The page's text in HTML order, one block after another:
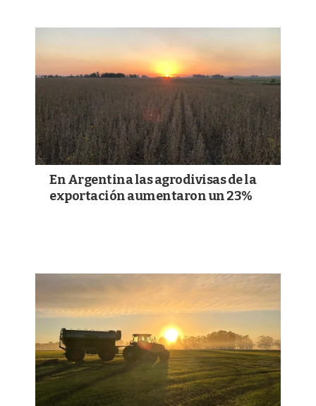
En Argentina las agrodivisas de la
exportación aumentaron un 23%